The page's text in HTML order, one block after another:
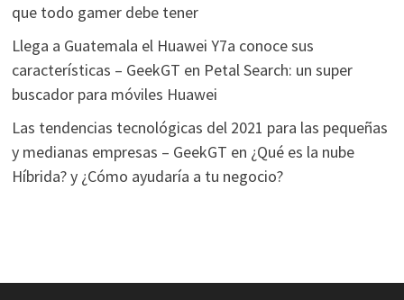
que todo gamer debe tener
Llega a Guatemala el Huawei Y7a conoce sus
características – GeekGT en Petal Search: un super
buscador para móviles Huawei
Las tendencias tecnológicas del 2021 para las pequeñas
y medianas empresas – GeekGT en ¿Qué es la nube
Híbrida? y ¿Cómo ayudaría a tu negocio?